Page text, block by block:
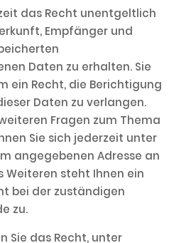
das Recht unentgeltlich
Empfänger und
Daten zu erhalten. Sie
ein Recht, die Berichtigung
Daten zu verlangen.
Fragen zum Thema
Sie sich jederzeit unter
angegebenen Adresse an
Weiteren steht Ihnen ein
bei der zuständigen
zu.
Sie das Recht, unter